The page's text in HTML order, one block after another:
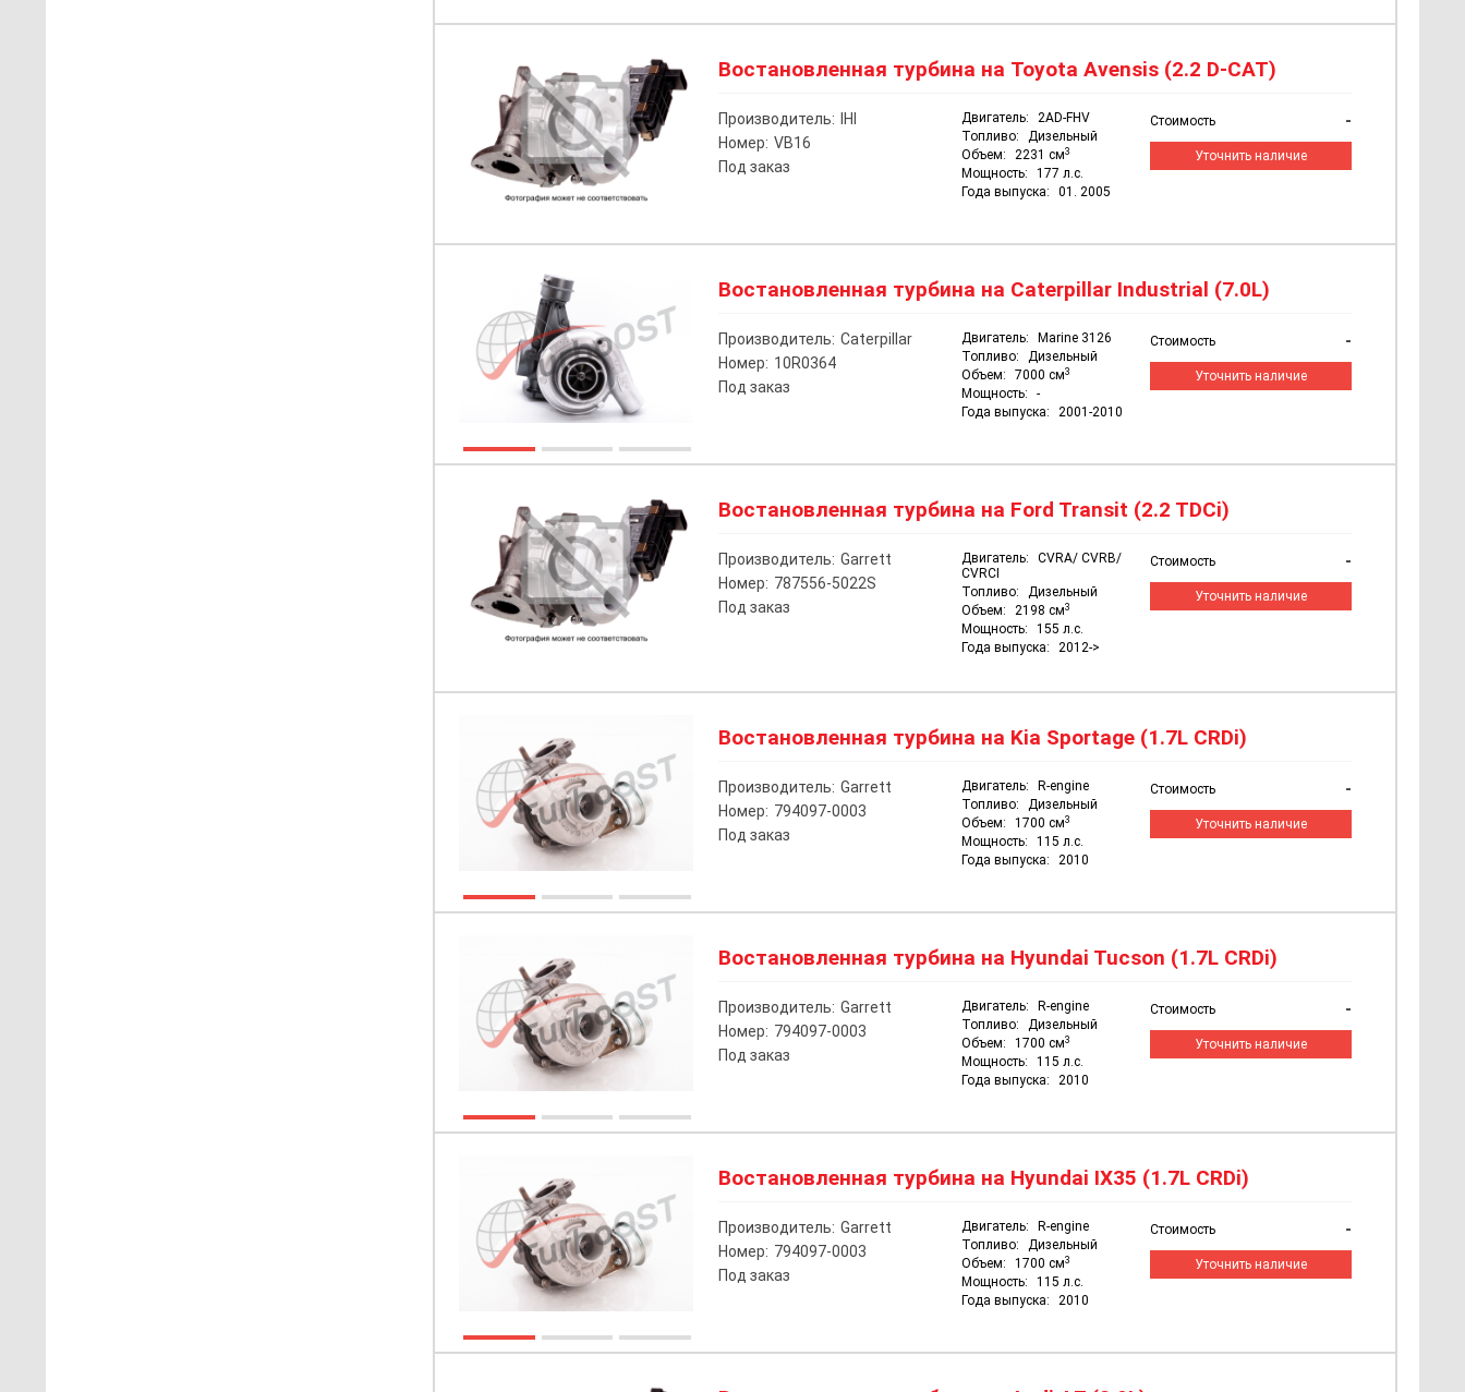
Востановленная турбина на Toyota Avensis (2.2 D-CAT)
Производитель:
IHI
Номер: VB16
Под заказ
Двигатель:
2AD-FHV
Топливо:
Дизельный
Объем:
2231 см3
Мощность:
177 л.с.
Года выпуска:
01. 2005
Стоимость -
Уточнить наличие
Востановленная турбина на Caterpillar Industrial (7.0L)
Производитель: Caterpillar
Номер: 10R0364
Под заказ
Двигатель:
Marine 3126
Топливо:
Дизельный
Объем:
7000 см3
Мощность:
-
Года выпуска:
2001-2010
Стоимость -
Уточнить наличие
Востановленная турбина на Ford Transit (2.2 TDCi)
Производитель: Garrett
Номер: 787556-5022S
Под заказ
Двигатель:
CVRA/ CVRB/
CVRCI
Топливо:
Дизельный
Объем:
2198 см3
Мощность:
155 л.с.
Года выпуска:
2012->
Стоимость -
Уточнить наличие
Востановленная турбина на Kia Sportage (1.7L CRDi)
Производитель: Garrett
Номер: 794097-0003
Под заказ
Двигатель:
R-engine
Топливо:
Дизельный
Объем:
1700 см3
Мощность:
115 л.с.
Года выпуска:
2010
Стоимость -
Уточнить наличие
Востановленная турбина на Hyundai Tucson (1.7L CRDi)
Производитель: Garrett
Номер: 794097-0003
Под заказ
Двигатель:
R-engine
Топливо:
Дизельный
Объем:
1700 см3
Мощность:
115 л.с.
Года выпуска:
2010
Стоимость -
Уточнить наличие
Востановленная турбина на Hyundai IX35 (1.7L CRDi)
Производитель: Garrett
Номер: 794097-0003
Под заказ
Двигатель:
R-engine
Топливо:
Дизельный
Объем:
1700 см3
Мощность:
115 л.с.
Года выпуска:
2010
Стоимость -
Уточнить наличие